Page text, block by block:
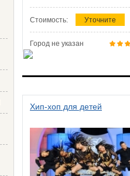
Стоимость: Уточните
Город не указан
Хип-хоп для детей